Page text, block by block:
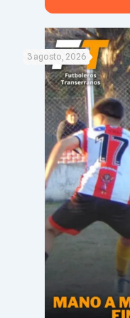
3 agosto, 2026